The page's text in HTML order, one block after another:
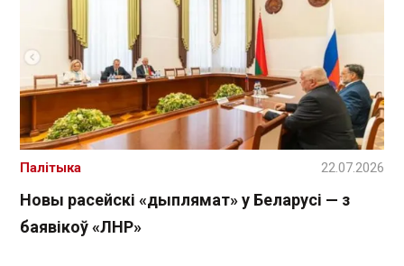
Новы расейскі «дыплямат» у Беларусі — з
баявікоў «ЛНР»
Палітыка 22.07.2026